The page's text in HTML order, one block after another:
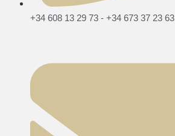
+34 608 13 29 73 - +34 673 37 23 63